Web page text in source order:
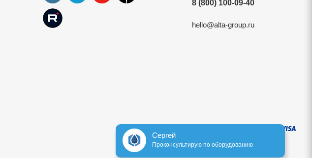
8 (800) 100-09-40
hello@alta-group.ru
Сергей
Проконсультирую по оборудованию